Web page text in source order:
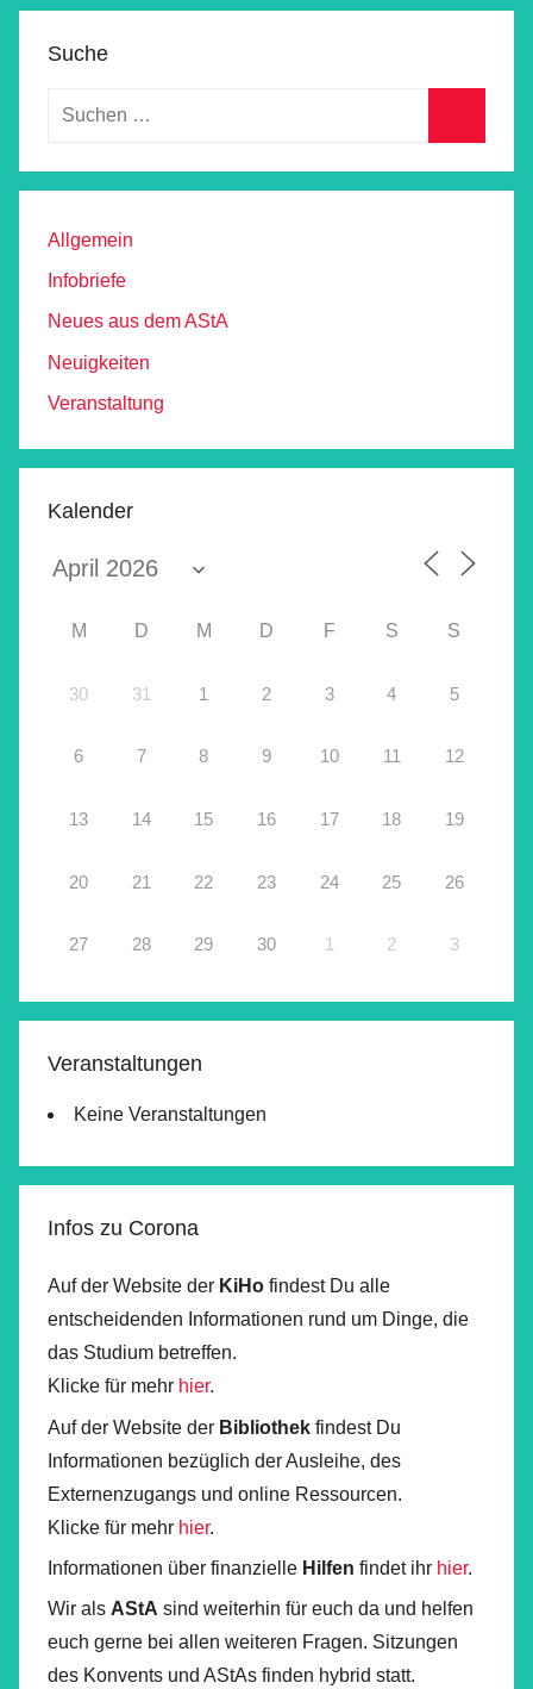
Suche
Allgemein
Infobriefe
Neues aus dem AStA
Neuigkeiten
Veranstaltung
Kalender
M D M D F S S
30 31 1 2 3 4 5
6 7 8 9 10 11 12
13 14 15 16 17 18 19
20 21 22 23 24 25 26
27 28 29 30 1 2 3
Veranstaltungen
Keine Veranstaltungen
Infos zu Corona
Auf der Website der KiHo findest Du alle
entscheidenden Informationen rund um Dinge, die
das Studium betreffen.
Klicke für mehr hier.
Auf der Website der Bibliothek findest Du
Informationen bezüglich der Ausleihe, des
Externenzugangs und online Ressourcen.
Klicke für mehr hier.
Informationen über finanzielle Hilfen findet ihr hier.
Wir als AStA sind weiterhin für euch da und helfen
euch gerne bei allen weiteren Fragen. Sitzungen
des Konvents und AStAs finden hybrid statt.